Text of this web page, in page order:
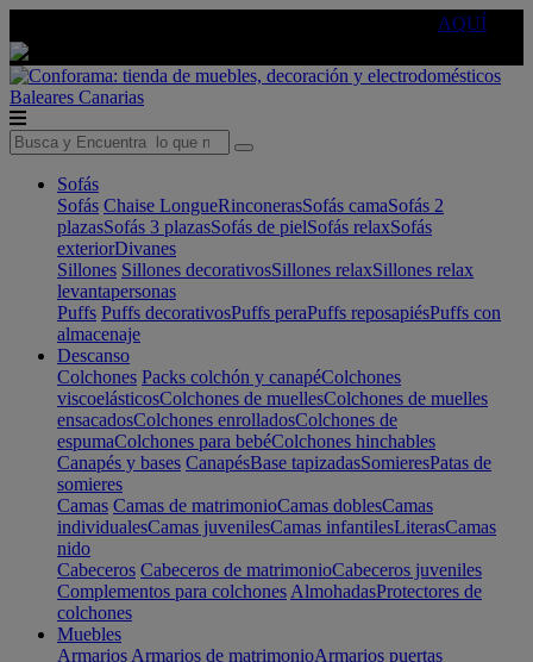
AQUÍ
Baleares Canarias
Sofás
Sofás Chaise LongueRinconerasSofás camaSofás 2
plazasSofás 3 plazasSofás de pielSofás relaxSofás
exteriorDivanes
Sillones Sillones decorativosSillones relaxSillones relax
levantapersonas
Puffs Puffs decorativosPuffs peraPuffs reposapiésPuffs con
almacenaje
Descanso
Colchones Packs colchón y canapéColchones
viscoelásticosColchones de muellesColchones de muelles
ensacadosColchones enrolladosColchones de
espumaColchones para bebéColchones hinchables
Canapés y bases CanapésBase tapizadasSomieresPatas de
somieres
Camas Camas de matrimonioCamas doblesCamas
individualesCamas juvenilesCamas infantilesLiterasCamas
nido
Cabeceros Cabeceros de matrimonioCabeceros juveniles
Complementos para colchones AlmohadasProtectores de
colchones
Muebles
Armarios Armarios de matrimonioArmarios puertas